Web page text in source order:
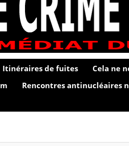
Itinéraires de fuites Cela ne
Rencontres antinucléaires